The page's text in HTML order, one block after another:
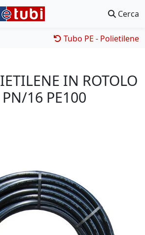
Cerca
Tubo PE - Polietilene
IN ROTOLO
16 PE100